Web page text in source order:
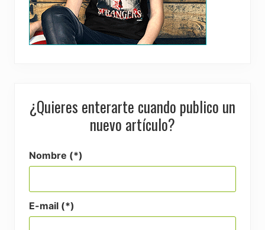
¿Quieres enterarte cuando publico un
nuevo artículo?
Nombre (*)
E-mail (*)